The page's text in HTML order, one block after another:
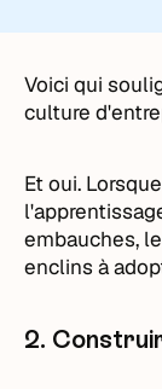
Voici qui
culture
Et oui.
embauches,
enclins à
2.